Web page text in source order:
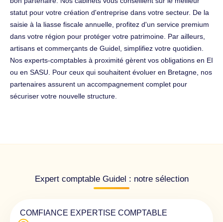
statut pour votre création d'entreprise dans votre secteur. De la
saisie à la liasse fiscale annuelle, profitez d'un service premium
dans votre région pour protéger votre patrimoine. Par ailleurs,
artisans et commerçants de Guidel, simplifiez votre quotidien.
Nos experts-comptables à proximité gèrent vos obligations en EI
ou en SASU. Pour ceux qui souhaitent évoluer en Bretagne, nos
partenaires assurent un accompagnement complet pour
sécuriser votre nouvelle structure.
Expert comptable Guidel : notre sélection
COMFIANCE EXPERTISE COMPTABLE